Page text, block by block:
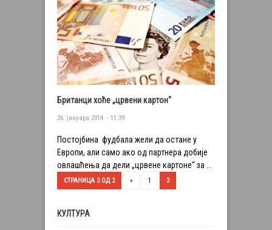
Британци хоће „црвени картон“
26. јануара 2014. - 11:39
Постојбина фудбала жели да остане у
Европи, али само ако од партнера добије
овлашћења да дели „црвене картоне“ за …
СТРАНИЦА 2 ОД 2 « 1 2
КУЛТУРА